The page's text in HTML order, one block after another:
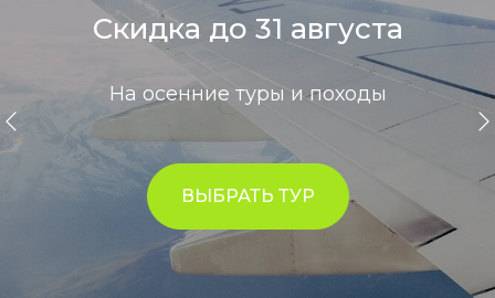
Скидка до 31 августа
На осенние туры и походы
ВЫБРАТЬ ТУР